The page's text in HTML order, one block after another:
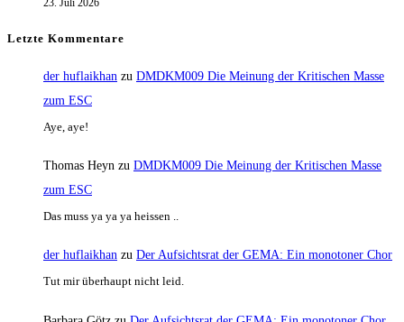
Letzte Kommentare
der huflaikhan zu DMDKM009 Die Meinung der Kritischen Masse
zum ESC
Aye, aye!
Thomas Heyn zu DMDKM009 Die Meinung der Kritischen Masse
zum ESC
Das muss ya ya ya heissen ..
der huflaikhan zu Der Aufsichtsrat der GEMA: Ein monotoner Chor
Tut mir überhaupt nicht leid.